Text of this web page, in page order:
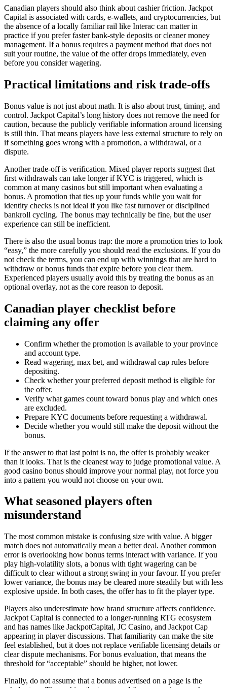
Canadian players should also think about cashier friction. Jackpot
Capital is associated with cards, e-wallets, and cryptocurrencies, but
the absence of a locally familiar rail like Interac can matter in
practice if you prefer faster bank-style deposits or cleaner money
management. If a bonus requires a payment method that does not
suit your routine, the value of the offer drops immediately, even
before you consider wagering.
Practical limitations and risk trade-offs
Bonus value is not just about math. It is also about trust, timing, and
control. Jackpot Capital’s long history does not remove the need for
caution, because the publicly verifiable information around licensing
is still thin. That means players have less external structure to rely on
if something goes wrong with a promotion, a withdrawal, or a
dispute.
Another trade-off is verification. Mixed player reports suggest that
first withdrawals can take longer if KYC is triggered, which is
common at many casinos but still important when evaluating a
bonus. A promotion that ties up your funds while you wait for
identity checks is not ideal if you like fast turnover or disciplined
bankroll cycling. The bonus may technically be fine, but the user
experience can still be inefficient.
There is also the usual bonus trap: the more a promotion tries to look
“easy,” the more carefully you should read the exclusions. If you do
not check the terms, you can end up with winnings that are hard to
withdraw or bonus funds that expire before you clear them.
Experienced players usually avoid this by treating the bonus as an
optional overlay, not as the core reason to deposit.
Canadian player checklist before
claiming any offer
Confirm whether the promotion is available to your province
and account type.
Read wagering, max bet, and withdrawal cap rules before
depositing.
Check whether your preferred deposit method is eligible for
the offer.
Verify what games count toward bonus play and which ones
are excluded.
Prepare KYC documents before requesting a withdrawal.
Decide whether you would still make the deposit without the
bonus.
If the answer to that last point is no, the offer is probably weaker
than it looks. That is the cleanest way to judge promotional value. A
good casino bonus should improve your normal play, not force you
into a pattern you would not choose on your own.
What seasoned players often
misunderstand
The most common mistake is confusing size with value. A bigger
match does not automatically mean a better deal. Another common
error is overlooking how bonus terms interact with variance. If you
play high-volatility slots, a bonus with tight wagering can be
difficult to clear without a strong swing in your favour. If you prefer
lower variance, the bonus may be cleared more steadily but with less
explosive upside. In both cases, the offer has to fit the player type.
Players also underestimate how brand structure affects confidence.
Jackpot Capital is connected to a longer-running RTG ecosystem
and has names like JackpotCapital, JC Casino, and Jackpot Cap
appearing in player discussions. That familiarity can make the site
feel established, but it does not replace verifiable licensing details or
clear dispute mechanisms. For bonus evaluation, that means the
threshold for “acceptable” should be higher, not lower.
Finally, do not assume that a bonus advertised on a page is the